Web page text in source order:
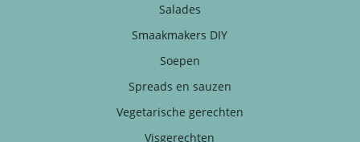
Salades
Smaakmakers DIY
Soepen
Spreads en sauzen
Vegetarische gerechten
Visgerechten